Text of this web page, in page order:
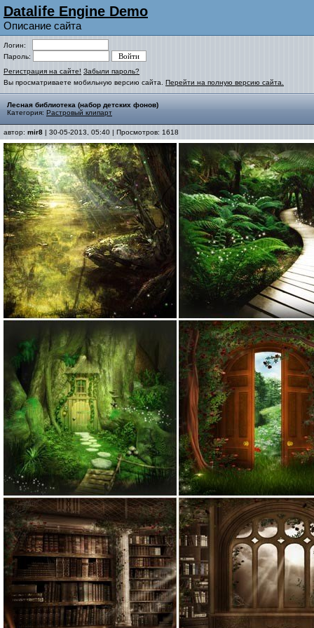
Datalife Engine Demo
Описание сайта
Логин:
Пароль:
Регистрация на сайте! Забыли пароль?
Вы просматриваете мобильную версию сайта. Перейти на полную версию сайта.
Лесная библиотека (набор детских фонов)
Категория: Растровый клипарт
автор: mir8 | 30-05-2013, 05:40 | Просмотров: 1618